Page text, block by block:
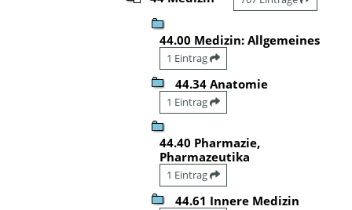
44.00 Medizin: Allgemeines
1 Eintrag
44.34 Anatomie
1 Eintrag
44.40 Pharmazie,
Pharmazeutika
1 Eintrag
44.61 Innere Medizin